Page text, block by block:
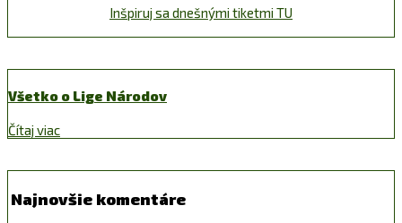
Inšpiruj sa dnešnými tiketmi TU
Všetko o Lige Národov
Čítaj viac
Najnovšie komentáre